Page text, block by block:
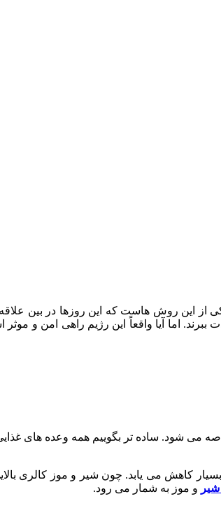
از این روش هاست که این روزها در بین
اما آیا واقعاً این رژیم راهی امن و موثر
می شود. ساده تر بگوییم همه وعده های
کاهش می یابد. چون شیر و موز کالری بالایی
و موز به شمار می رود.